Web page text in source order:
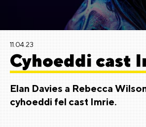
11.04.23
Cyhoeddi cast
Elan Davies a Rebecca
cyhoeddi fel castImrie.